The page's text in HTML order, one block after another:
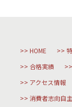
HOME
合格実績
アクセス情報
消費者志向自